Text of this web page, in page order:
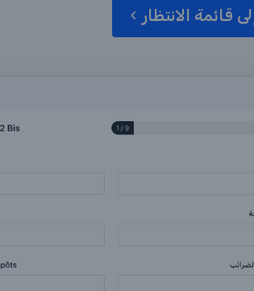
قائمة الانتظار